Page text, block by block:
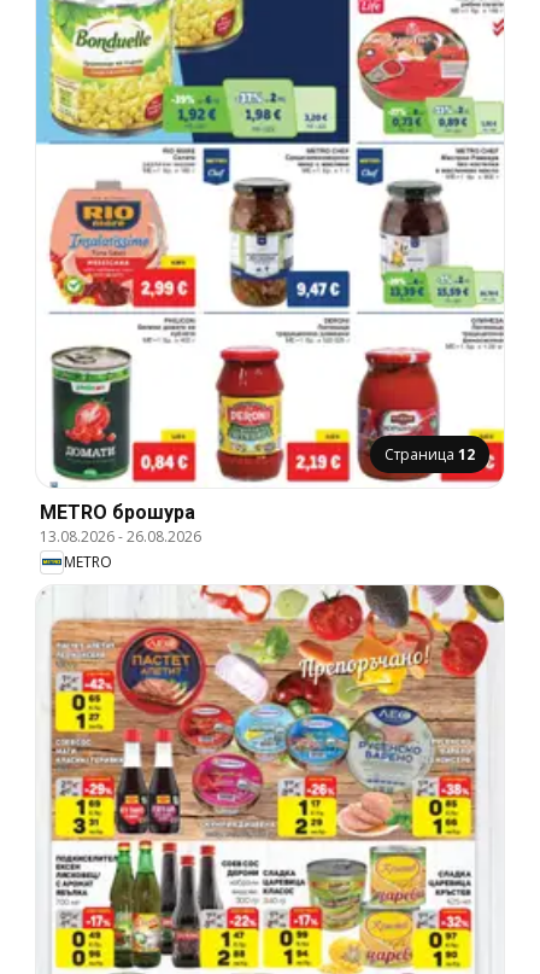
Страница 12
METRO брошура
13.08.2026-26.08.2026
METRO